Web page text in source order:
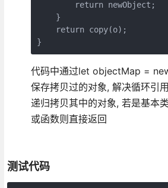
        return newObject;
    }
    return copy(o);
}
代码中通过let objectMap =
保存拷贝过的对象, 解决循环引
递归拷贝其中的对象, 若是基本
或函数则直接返回
测试代码